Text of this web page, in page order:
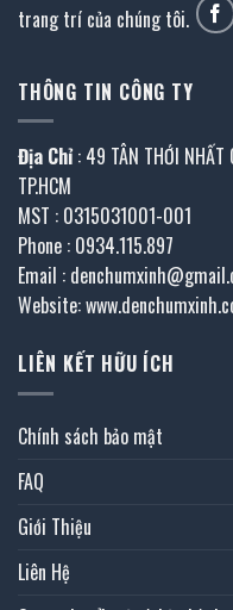
trang trí của chúng tôi.
THÔNG TIN CÔNG TY
Địa Chỉ : 49 TÂN THỚI
TP.HCM
MST : 0315031001-001
Phone : 0934.115.897
Email :
Website:
LIÊN KẾT HỮU ÍCH
Chính sách bảo mật
FAQ
Giới Thiệu
Liên Hệ